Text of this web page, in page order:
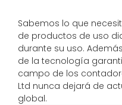
Sabemos lo que
de productos de uso
durante su uso.
de la tecnología
campo de los
Ltd nunca dejará de
global.